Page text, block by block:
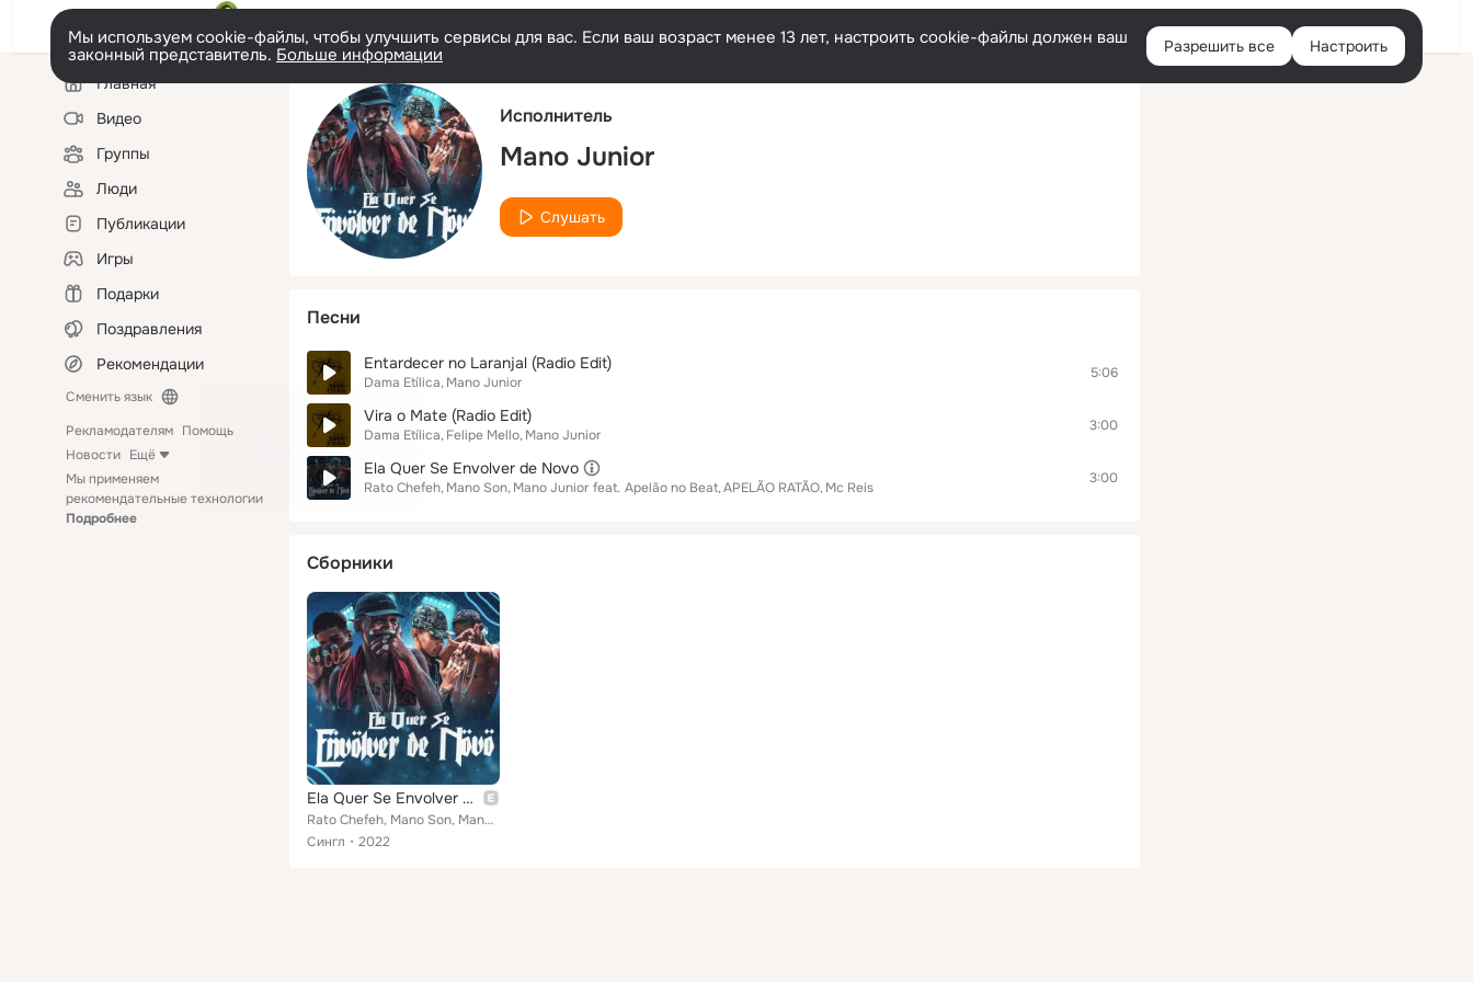
Русский Войти
Мы используем cookie-файлы, чтобы улучшить сервисы для вас. Если ваш возраст менее 13 лет, настроить cookie-файлы должен ваш
законный представитель. Больше информации Разрешить все Настроить
Левая
колонкаГлавная
Видео
Группы
Люди
Публикации
Игры
Подарки
Поздравления
Рекомендации
Сменить язык
Рекламодателям Помощь
Новости Ещё
Мы применяем
рекомендательные технологии
Подробнее
Исполнитель
Mano Junior
Слушать
Песни
Entardecer no Laranjal (Radio Edit)
Dama Etílica Mano Junior
5:06
Vira o Mate (Radio Edit)
Dama Etílica Felipe Mello Mano Junior
3:00
Ela Quer Se Envolver de Novo
Rato Chefeh Mano Son Mano Junior feat. Apelão no Beat APELÃO RATÃO Mc Reis
3:00
Сборники
Ela Quer Se Envolver de Novo
Rato Chefeh, Mano Son, Mano Junior feat. Apelão no Beat, Apelão Ratão, MC Reis
Сингл
2022